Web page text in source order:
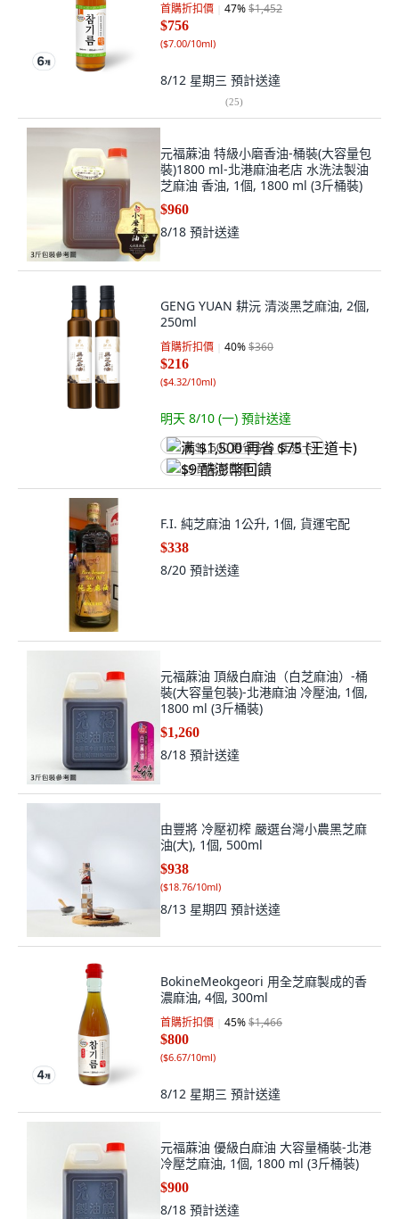
首購折扣價 47%$1,452
$756
($7.00/10ml)
8/12 星期三 預計送達
(25)
元福蔴油 特級小磨香油-桶裝(大容量包
裝)1800 ml-北港麻油老店 水洗法製油
芝麻油 香油, 1個, 1800 ml (3斤桶裝)
$960
8/18 預計送達
GENG YUAN 耕沅 清淡黑芝麻油, 2個,
250ml
首購折扣價 40%$360
$216
($4.32/10ml)
明天 8/10 (一) 預計送達
满 $1,500 再省 $75 (王道卡)
$9 酷澎幣回饋
F.I. 純芝麻油 1公升, 1個, 貨運宅配
$338
8/20 預計送達
元福蔴油 頂級白麻油（白芝麻油）-桶
裝(大容量包裝)-北港麻油 冷壓油, 1個,
1800 ml (3斤桶裝)
$1,260
8/18 預計送達
由豐將 冷壓初榨 嚴選台灣小農黑芝麻
油(大), 1個, 500ml
$938
($18.76/10ml)
8/13 星期四 預計送達
BokineMeokgeori 用全芝麻製成的香
濃麻油, 4個, 300ml
首購折扣價 45%$1,466
$800
($6.67/10ml)
8/12 星期三 預計送達
元福蔴油 優級白麻油 大容量桶裝-北港
冷壓芝麻油, 1個, 1800 ml (3斤桶裝)
$900
8/18 預計送達